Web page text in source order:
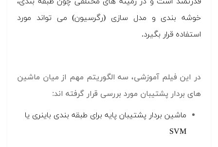
خوشه بندی و مدل سازی (رگرسیون) می تواند مورد
استفاده قرار بگیرد.
در این فیلم آموزشی، سه الگوریتم مهم از میان ماشین
های بردار پشتیبان مورد بررسی قرار گرفته اند:
ماشین بردار پشتیبان پایه برای طبقه بندی باینری یا
SVM